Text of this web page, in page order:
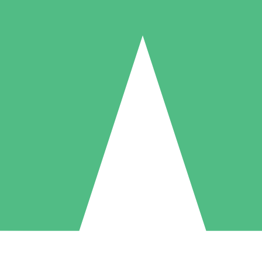
Packs de Crédits Individuels
à l'utilisation avec des crédits de téléchargement. Sans engagement
5 Téléchargements
US$